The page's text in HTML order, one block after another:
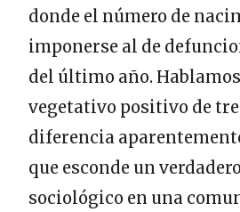
donde el número de
imponerse al de
del último año.
vegetativo positivo de
diferencia
que esconde un
sociológico en una